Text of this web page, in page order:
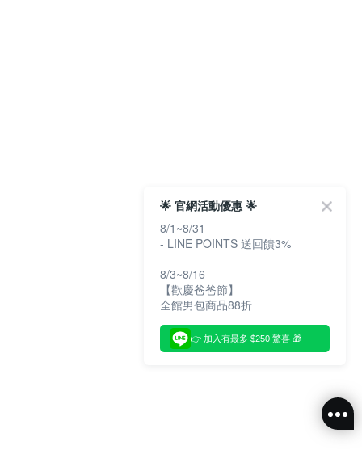
🌟 官網活動優惠 🌟
8/1~8/31
- LINE POINTS 送回饋3%
8/3~8/16
【歡慶爸爸節】
全館男包商品88折
👉 加入有最多 $250 驚喜 🎁